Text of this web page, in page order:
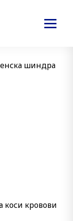
шиндра
кровови